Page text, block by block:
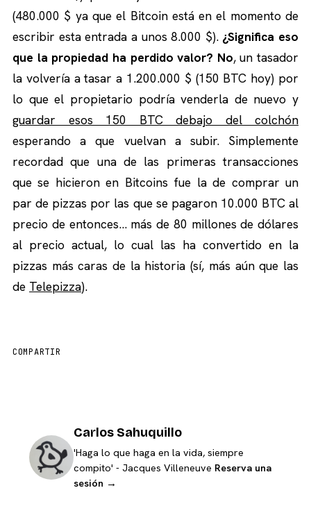
(480.000 $ ya que el Bitcoin está en el momento de
escribir esta entrada a unos 8.000 $). ¿Significa eso
que la propiedad ha perdido valor? No, un tasador
la volvería a tasar a 1.200.000 $ (150 BTC hoy) por
lo que el propietario podría venderla de nuevo y
guardar esos 150 BTC debajo del colchón
esperando a que vuelvan a subir. Simplemente
recordad que una de las primeras transacciones
que se hicieron en Bitcoins fue la de comprar un
par de pizzas por las que se pagaron 10.000 BTC al
precio de entonces… más de 80 millones de dólares
al precio actual, lo cual las ha convertido en la
pizzas más caras de la historia (sí, más aún que las
de Telepizza).
COMPARTIR
Carlos Sahuquillo
'Haga lo que haga en la vida, siempre
compito' - Jacques Villeneuve Reserva una
sesión →